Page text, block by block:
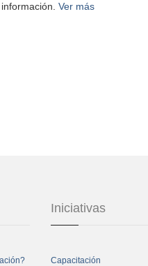
Ver más
Iniciativas
Capacitación